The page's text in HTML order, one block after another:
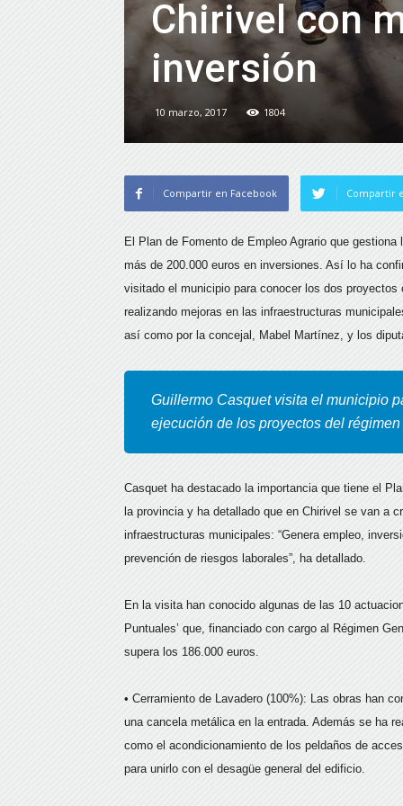
Chirivel con
inversión
10 marzo, 2017 1804
Compartir en Facebook Compartir
El Plan de Fomento de Empleo Agrario que
más de 200.000 euros en inversiones. Así lo ha
visitado el municipio para conocer los dos
realizando mejoras en las infraestructuras
así como por la concejal, Mabel Martínez, y los
Guillermo Casquet visita el municipio
ejecución de los proyectos del
Casquet ha destacado la importancia que tiene el
la provincia y ha detallado que en Chirivel se van a
infraestructuras municipales: “Genera empleo,
prevención de riesgos laborales”, ha detallado.
En la visita han conocido algunas de las 10
Puntuales’ que, financiado con cargo al Régimen
supera los 186.000 euros.
• Cerramiento de Lavadero (100%): Las obras han
una cancela metálica en la entrada. Además se ha
como el acondicionamiento de los peldaños de
para unirlo con el desagüe general del edificio.